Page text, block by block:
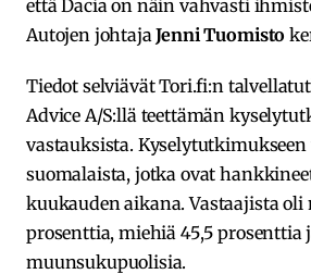
että Dacia on näin vahvasti
Autojen johtajaJenni Tuomisto
Tiedot selviävät Tori.fi:n
Advice A/S:llä teettämän
vastauksista. Kyselytutkimukseen
suomalaista, jotka ovat
kuukauden aikana. Vastaajista oli
prosenttia, miehiä 45,5 prosenttia
muunsukupuolisia.